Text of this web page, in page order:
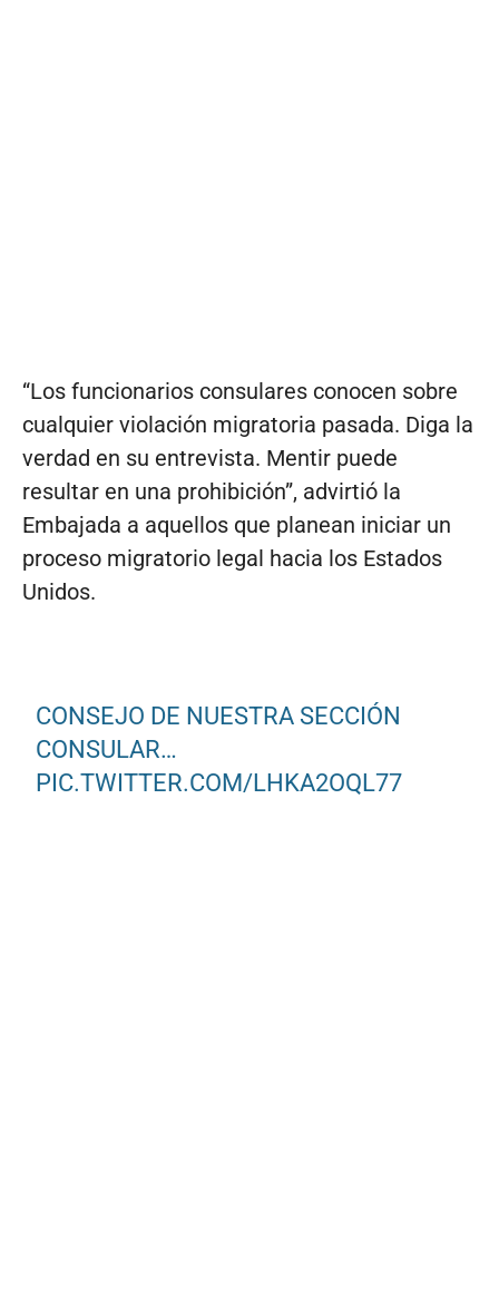
“Los funcionarios consulares conocen sobre
cualquier violación migratoria pasada. Diga la
verdad en su entrevista. Mentir puede
resultar en una prohibición”, advirtió la
Embajada a aquellos que planean iniciar un
proceso migratorio legal hacia los Estados
Unidos.
CONSEJO DE NUESTRA SECCIÓN
CONSULAR…
PIC.TWITTER.COM/LHKA2OQL77